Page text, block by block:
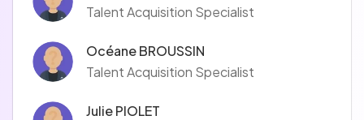
Talent Acquisition Specialist
Océane BROUSSIN
Talent Acquisition Specialist
Julie PIOLET